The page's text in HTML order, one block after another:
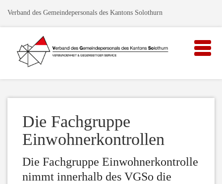
Verband des Gemeindepersonals des Kantons Solothurn
Toggle
Die Fachgruppe
Einwohnerkontrollen
Die Fachgruppe Einwohnerkontrolle
nimmt innerhalb des VGSo die